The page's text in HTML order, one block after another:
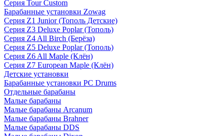
Серия Tour Custom
Барабанные установки Zowag
Серия Z1 Junior (Тополь Детские)
Серия Z3 Deluxe Poplar (Тополь)
Серия Z4 All Birch (Берёза)
Серия Z5 Deluxe Poplar (Тополь)
Серия Z6 All Maple (Клён)
Серия Z7 European Maple (Клён)
Детские установки
Барабанные установки PC Drums
Отдельные барабаны
Малые барабаны
Малые барабаны Arcanum
Малые барабаны Brahner
Малые барабаны DDS